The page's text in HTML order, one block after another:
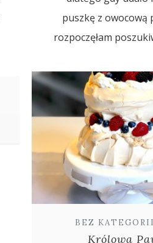
puszkę z owocową
rozpoczęłam
BEZ KATEGORII
Królowa